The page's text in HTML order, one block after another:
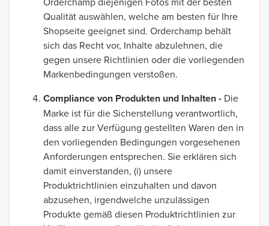
Qualität auswählen, welche am besten für Ihre
Shopseite geeignet sind. Orderchamp behält
sich das Recht vor, Inhalte abzulehnen, die
gegen unsere Richtlinien oder die vorliegenden
Markenbedingungen verstoßen.
Compliance von Produkten und Inhalten - Die
Marke ist für die Sicherstellung verantwortlich,
dass alle zur Verfügung gestellten Waren den in
den vorliegenden Bedingungen vorgesehenen
Anforderungen entsprechen. Sie erklären sich
damit einverstanden, (i) unsere
Produktrichtlinien einzuhalten und davon
abzusehen, irgendwelche unzulässigen
Produkte gemäß diesen Produktrichtlinien zur